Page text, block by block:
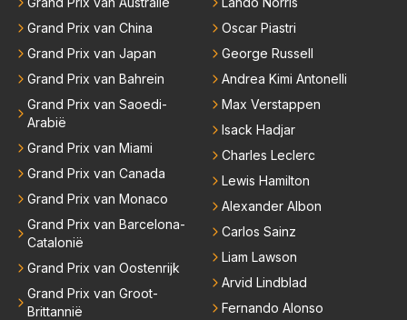
Grand Prix van China
Grand Prix van Japan
Grand Prix van Bahrein
Grand Prix van Saoedi-
Arabië
Grand Prix van Miami
Grand Prix van Canada
Grand Prix van Monaco
Grand Prix van Barcelona-
Catalonië
Grand Prix van Oostenrijk
Grand Prix van Groot-
Brittannië
Oscar Piastri
George Russell
Andrea Kimi Antonelli
Max Verstappen
Isack Hadjar
Charles Leclerc
Lewis Hamilton
Alexander Albon
Carlos Sainz
Liam Lawson
Arvid Lindblad
Fernando Alonso